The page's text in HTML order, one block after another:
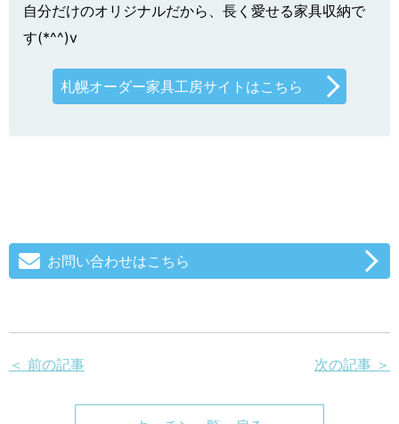
自分だけのオリジナルだから、長く愛せる家具収納で
す(*^^)v
札幌オーダー家具工房サイトはこちら
お問い合わせはこちら
＜ 前の記事 次の記事 ＞